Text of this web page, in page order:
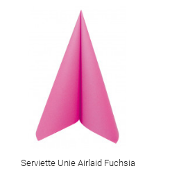
Serviette Unie Airlaid Fuchsia